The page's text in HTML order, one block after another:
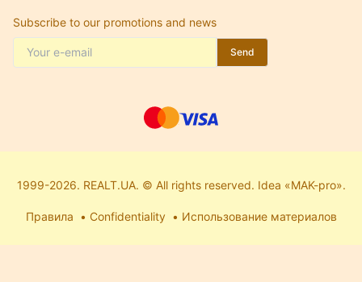
Subscribe to our promotions and news
Send
1999-2026. REALT.UA. © All rights reserved. Idea «MAK-pro».
Правила Confidentiality Использование материалов